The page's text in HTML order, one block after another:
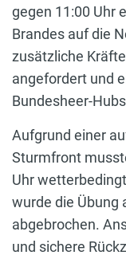
gegen 11:00 Uhr
Brandes auf die
zusätzliche
angefordert und
Bundesheer-
Aufgrund einer
Sturmfront
Uhr
wurde die Übung
abgebrochen.
und sichere